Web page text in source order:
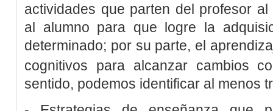
actividades que parten del profesor
al alumno para que logre la
determinado; por su parte, el
cognitivos para alcanzar cambios
sentido, podemos identificar al menos